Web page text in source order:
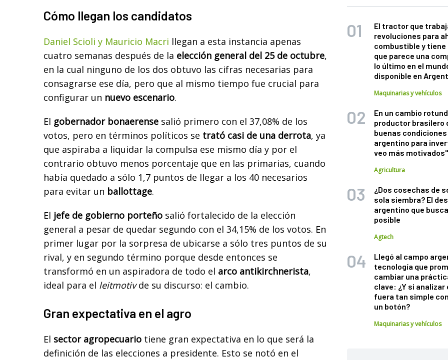
Cómo llegan los candidatos
Daniel Scioli y Mauricio Macri llegan a esta instancia apenas
cuatro semanas después de la elección general del 25 de octubre,
en la cual ninguno de los dos obtuvo las cifras necesarias para
consagrarse ese día, pero que al mismo tiempo fue crucial para
configurar un nuevo escenario.
El gobernador bonaerense salió primero con el 37,08% de los
votos, pero en términos políticos se trató casi de una derrota, ya
que aspiraba a liquidar la compulsa ese mismo día y por el
contrario obtuvo menos porcentaje que en las primarias, cuando
había quedado a sólo 1,7 puntos de llegar a los 40 necesarios
para evitar un ballottage.
El jefe de gobierno porteño salió fortalecido de la elección
general a pesar de quedar segundo con el 34,15% de los votos. En
primer lugar por la sorpresa de ubicarse a sólo tres puntos de su
rival, y en segundo término porque desde entonces se
transformó en un aspiradora de todo el arco antikirchnerista,
ideal para el leitmotivde su discurso: el cambio.
Gran expectativa en el agro
El sector agropecuario tiene gran expectativa en lo que será la
definición de las elecciones a presidente. Esto se notó en el
El tractor que
revoluciones para
combustible y tiene
que parece una
lo último en el
disponible en
Maquinarias y vehículos
En un cambio
productor brasilero
buenas
argentino para
veo más motivados"
Agricultura
¿Dos cosechas de
sola siembra? El
argentino que
posible
Agtech
Llegó al campo
tecnología que
cambiar una
clave: ¿Y si analizar
fuera tan simple
un botón?
Maquinarias y vehículos